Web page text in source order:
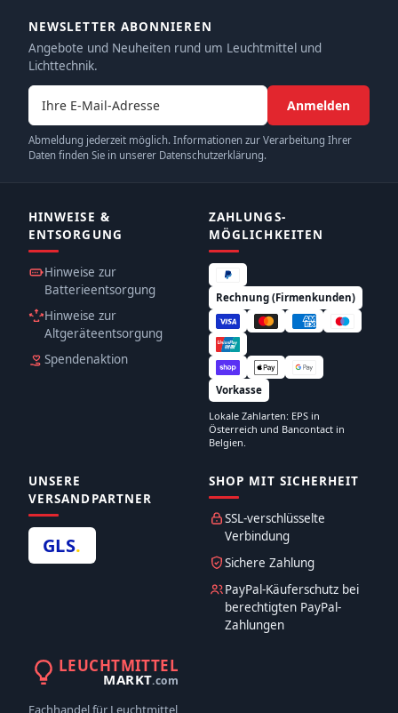
NEWSLETTER ABONNIEREN
Angebote und Neuheiten rund um Leuchtmittel und
Lichttechnik.
E-Mail-Adresse
Anmelden
Abmeldung jederzeit möglich. Informationen zur Verarbeitung Ihrer
Daten finden Sie in unserer Datenschutzerklärung.
HINWEISE &
ENTSORGUNG
Hinweise zur
Batterieentsorgung
Hinweise zur
Altgeräteentsorgung
Spendenaktion
ZAHLUNGS­
MÖGLICHKEITEN
Rechnung (Firmenkunden)
Vorkasse
Lokale Zahlarten: EPS in
Österreich und Bancontact in
Belgien.
UNSERE
VERSANDPARTNER
GLS.
SHOP MIT SICHERHEIT
SSL-verschlüsselte
Verbindung
Sichere Zahlung
PayPal-Käuferschutz bei
berechtigten PayPal-
Zahlungen
LEUCHTMITTEL
MARKT.com
Fachhandel für Leuchtmittel,